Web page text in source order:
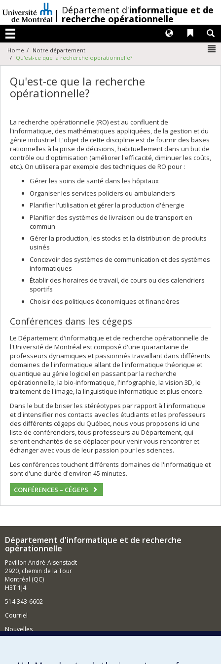
au
contenu
/Département d'informatique et de
recherche opérationnelle
Menu
Liens
Langues
Home
Notre département
Qu'est-ce que la recherche opérationnelle?
Qu'est-ce que la recherche
opérationnelle?
La recherche opérationnelle (RO) est au confluent de
l'informatique, des mathématiques appliquées, de la gestion et du
génie industriel. L'objet de cette discipline est de fournir des bases
rationnelles à la prise de décisions, habituellement dans un but de
contrôle ou d'optimisation (améliorer l'efficacité, diminuer les coûts,
etc.). On utilisera par exemple des techniques de RO pour :
Gérer les soins de santé dans les hôpitaux
Organiser les services policiers ou ambulanciers
Planifier l'utilisation et gérer la production d'énergie
Planifier des systèmes de livraison ou de transport en
commun
Gérer la production, les stocks et la distribution de produits
usinés
Concevoir des systèmes de communication et des systèmes
informatiques
Établir des horaires de travail, de cours ou des calendriers
sportifs
Choisir des politiques économiques et financières
Conférences dans les cégeps
Le Département d'informatique et de recherche opérationnelle de
l'Université de Montréal est composé d'une quarantaine de
professeurs dynamiques et passionnés travaillant dans différents
domaines de l'informatique allant de l'informatique théorique et
quantique au génie logiciel en passant par la recherche
opérationnelle, la bio-informatique, l'infographie, la vision 3D, le
traitement de l'image, la linguistique informatique et plus encore.
Dans le but de briser les stéréotypes par rapport à l'informatique
et d'intensifier nos contacts avec les étudiants et les professeurs
des différents cégeps du Québec, nous vous proposons ici une
liste de conférenciers, tous professeurs au Département, qui
seront enchantés de se déplacer pour venir vous rencontrer et
échanger avec vous de leur passion pour les sciences.
Les conférences touchent différents domaines de l'informatique et
sont d'une durée d'environ 45 minutes.
CONFÉRENCES – CÉGEPS
Département d'informatique et de recherche
opérationnelle
Pavillon André-Aisenstadt
2920, chemin de la Tour
Montréal (QC)
H3T 1J4
514 343-6602
Courriel
Nouvelles
Comment soutenir le Département?